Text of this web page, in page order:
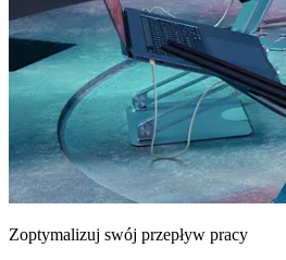
Zoptymalizuj swój przepływ pracy